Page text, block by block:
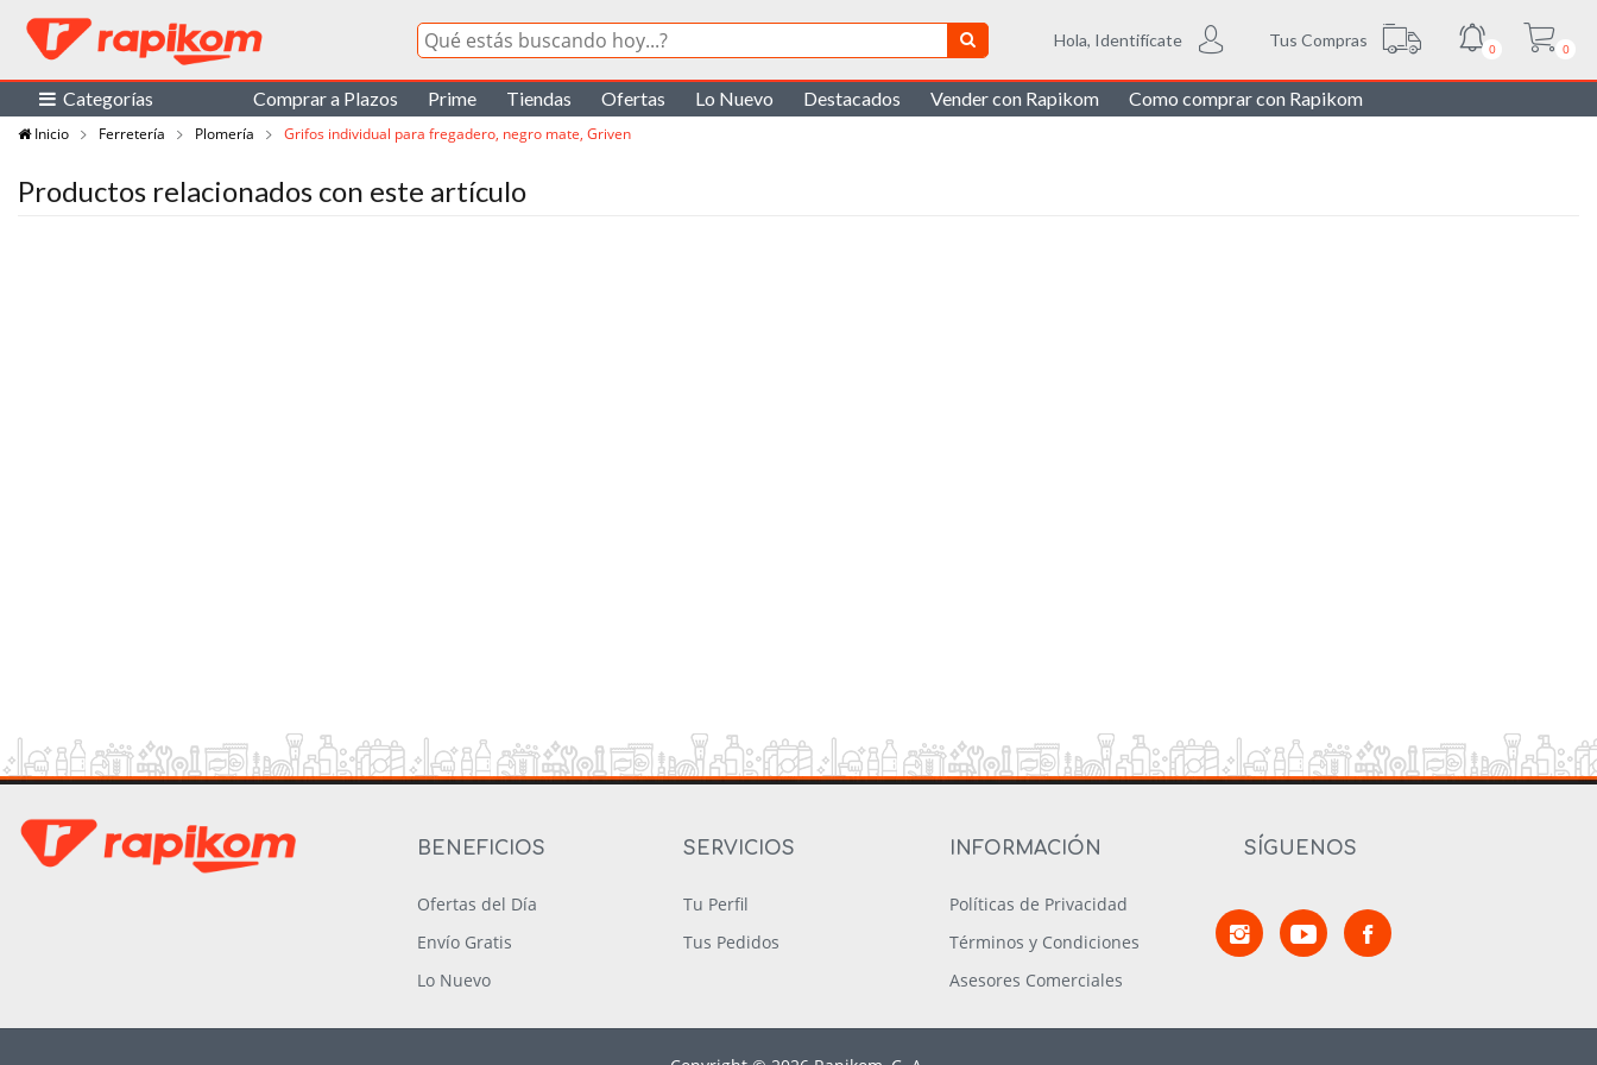
Hola, Identifícate Tus Compras 0 0
Categorías Comprar a Plazos Prime Tiendas Ofertas Lo Nuevo Destacados Vender con Rapikom Como comprar con Rapikom
Inicio Ferretería Plomería Grifos individual para fregadero, negro mate, Griven
Productos relacionados con este artículo
BENEFICIOS
Ofertas del Día
Envío Gratis
Lo Nuevo
SERVICIOS
Tu Perfil
Tus Pedidos
INFORMACIÓN
Políticas de Privacidad
Términos y Condiciones
Asesores Comerciales
SÍGUENOS